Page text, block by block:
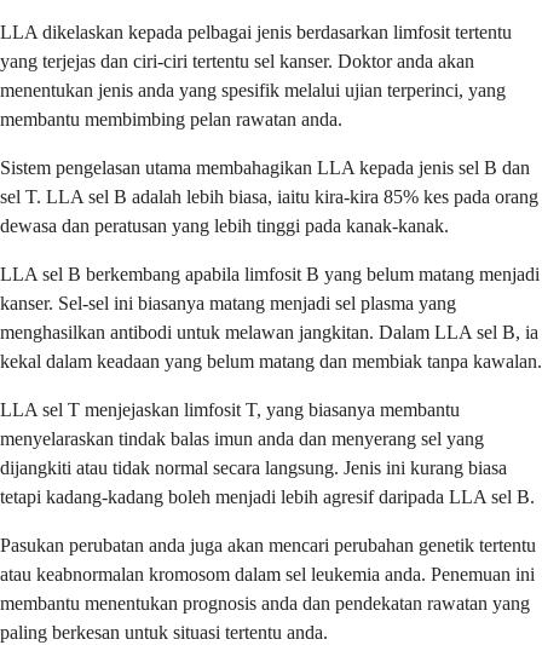
LLA dikelaskan kepada pelbagai jenis berdasarkan limfosit tertentu
yang terjejas dan ciri-ciri tertentu sel kanser. Doktor anda akan
menentukan jenis anda yang spesifik melalui ujian terperinci, yang
membantu membimbing pelan rawatan anda.
Sistem pengelasan utama membahagikan LLA kepada jenis sel B dan
sel T. LLA sel B adalah lebih biasa, iaitu kira-kira 85% kes pada orang
dewasa dan peratusan yang lebih tinggi pada kanak-kanak.
LLA sel B berkembang apabila limfosit B yang belum matang menjadi
kanser. Sel-sel ini biasanya matang menjadi sel plasma yang
menghasilkan antibodi untuk melawan jangkitan. Dalam LLA sel B, ia
kekal dalam keadaan yang belum matang dan membiak tanpa kawalan.
LLA sel T menjejaskan limfosit T, yang biasanya membantu
menyelaraskan tindak balas imun anda dan menyerang sel yang
dijangkiti atau tidak normal secara langsung. Jenis ini kurang biasa
tetapi kadang-kadang boleh menjadi lebih agresif daripada LLA sel B.
Pasukan perubatan anda juga akan mencari perubahan genetik tertentu
atau keabnormalan kromosom dalam sel leukemia anda. Penemuan ini
membantu menentukan prognosis anda dan pendekatan rawatan yang
paling berkesan untuk situasi tertentu anda.